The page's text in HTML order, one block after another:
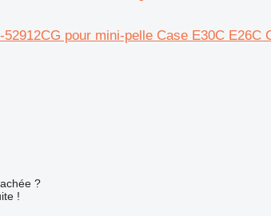
pour mini-pelle Case E30C E26C
?
!